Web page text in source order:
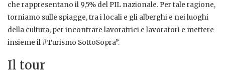
che rappresentano il 9,5% del PIL nazionale. Per tale ragione,
torniamo sulle spiagge, tra i locali e gli alberghi e nei luoghi
della cultura, per incontrare lavoratrici e lavoratori e mettere
insieme il #Turismo SottoSopra”.
Il tour